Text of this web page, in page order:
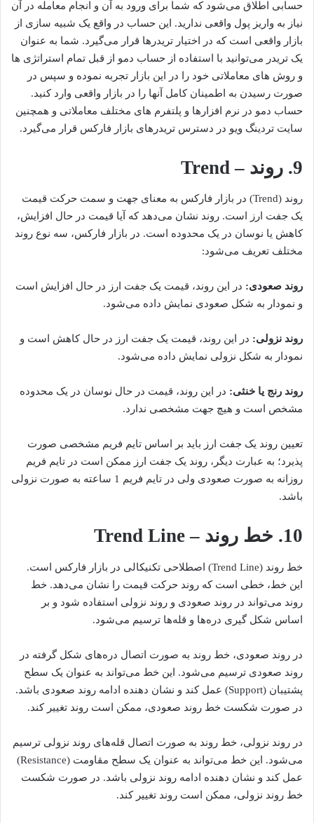
حسابی اطلاق می‌شود که شما برای ورود به آن و انجام معامله در آن
نیاز به واریز پول واقعی ندارید. این حساب در واقع یک شبیه سازی از
بازار واقعی است که در اختیار تریدرها قرار می‌گیرد. شما به عنوان
یک تریدر می‌توانید با استفاده از حساب دمو از قبل تمام استراتژی ها
و روش های معاملاتی خود را در این بازار تجربه نموده و سپس در
صورت رسیدن به اطمینان کامل آنها را در بازار واقعی وارد کنید.
حساب دمو در نرم افزارها و پلتفرم های مختلف معاملاتی و همچنین
سایت تردینگ ویو در دسترس تریدرهای بازار فارکس قرار می‌گیرد.
9. روند – Trend
روند (Trend) در بازار فارکس به معنای جهت و سمت حرکت قیمت
یک جفت ارز است. روند نشان می‌دهد که آیا قیمت در حال افزایش،
کاهش یا نوسان در یک محدوده است. در بازار فارکس، سه نوع روند
مختلف تعریف می‌شود:
روند صعودی: در این روند، قیمت یک جفت ارز در حال افزایش است
و نمودار به شکل صعودی نمایش داده می‌شود.
روند نزولی: در این روند، قیمت یک جفت ارز در حال کاهش است و
نمودار به شکل نزولی نمایش داده می‌شود.
روند رنج یا خنثی: در این روند، قیمت در حال نوسان در یک محدوده
مشخص است و هیچ جهت مشخصی ندارد.
تعیین روند یک جفت ارز باید بر اساس تایم فریم مشخصی صورت
پذیرد؛ به عبارت دیگر، روند یک جفت ارز ممکن است در تایم فریم
روزانه به صورت صعودی ولی در تایم فریم 1 ساعته به صورت نزولی
باشد.
10. خط روند – Trend Line
خط روند (Trend Line) اصطلاحی تکنیکالی در بازار فارکس است.
این خط، خطی است که روند حرکت قیمت را نشان می‌دهد. خط
روند می‌تواند در روند صعودی و روند نزولی استفاده شود و بر
اساس شکل گیری دره‌ها و قله‌ها ترسیم می‌شود.
در روند صعودی، خط روند به صورت اتصال دره‌های شکل گرفته در
روند صعودی ترسیم می‌شود. این خط می‌تواند به عنوان یک سطح
پشتیبان (Support) عمل کند و نشان دهنده ادامه روند صعودی باشد.
در صورت شکست خط روند صعودی، ممکن است روند تغییر کند.
در روند نزولی، خط روند به صورت اتصال قله‌های روند نزولی ترسیم
می‌شود. این خط می‌تواند به عنوان یک سطح مقاومت (Resistance)
عمل کند و نشان دهنده ادامه روند نزولی باشد. در صورت شکست
خط روند نزولی، ممکن است روند تغییر کند.